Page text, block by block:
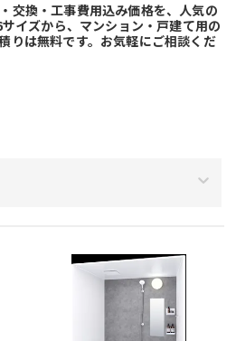
交換・工事費用込み価格を、人気の
イズから、マンション・戸建て用の
りは無料です。お気軽にご相談くだ